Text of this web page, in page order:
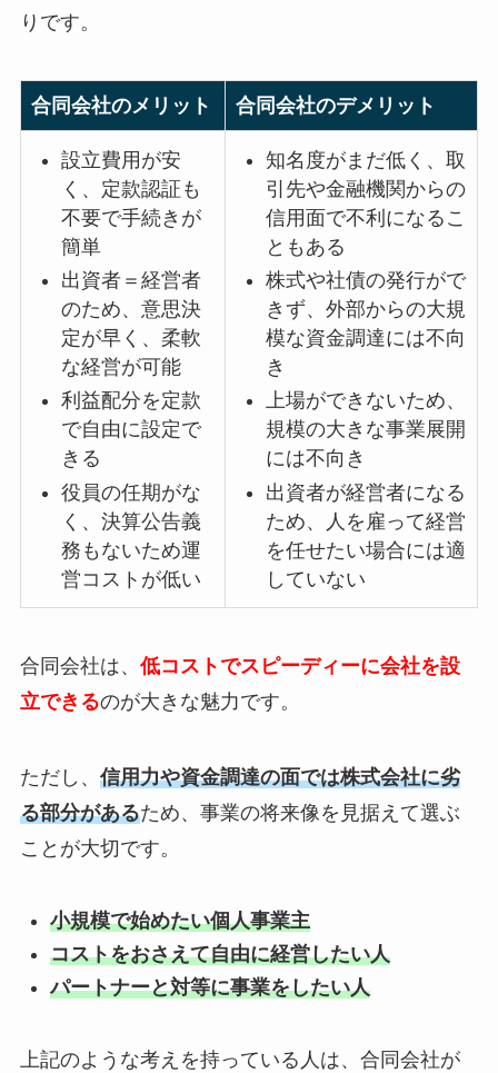
りです。
合同会社のメリット 合同会社のデメリット
設立費用が安
く、定款認証も
不要で手続きが
簡単
出資者＝経営者
のため、意思決
定が早く、柔軟
な経営が可能
利益配分を定款
で自由に設定で
きる
役員の任期がな
く、決算公告義
務もないため運
営コストが低い
知名度がまだ低く、取
引先や金融機関からの
信用面で不利になるこ
ともある
株式や社債の発行がで
きず、外部からの大規
模な資金調達には不向
き
上場ができないため、
規模の大きな事業展開
には不向き
出資者が経営者になる
ため、人を雇って経営
を任せたい場合には適
していない
合同会社は、 低コストでスピーディーに会社を設
立できるのが大きな魅力です。
ただし、 信用力や資金調達の面では株式会社に劣
る部分があるため、事業の将来像を見据えて選ぶ
ことが大切です。
小規模で始めたい個人事業主
コストをおさえて自由に経営したい人
パートナーと対等に事業をしたい人
上記のような考えを持っている人は、合同会社が